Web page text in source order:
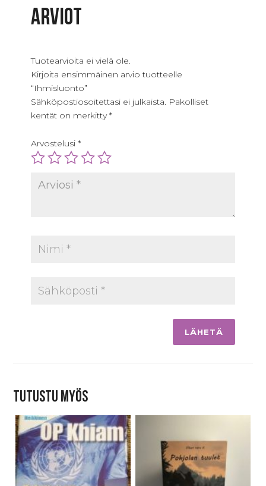
Arviot
Tuotearvioita ei vielä ole.
Kirjoita ensimmäinen arvio tuotteelle
“Ihmisluonto”
Sähköpostiosoitettasi ei julkaista. Pakolliset
kentät on merkitty*
Arvostelusi*
Tutustu myös